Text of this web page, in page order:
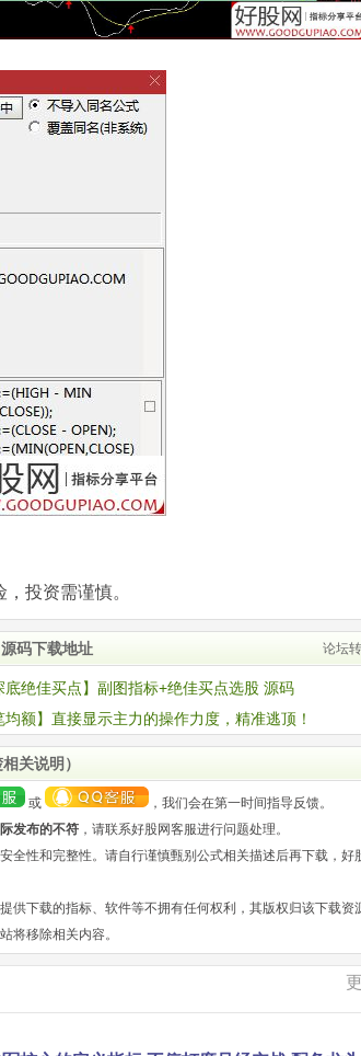
投资需谨慎。
码下载地址 论坛
底绝佳买点】副图指标+绝佳买点选股 源码
额】直接显示主力的操作力度，精准逃顶！
关说明）
或
，我们会在第一时间指导反馈。
发布的不符 ，请联系好股网客服进行问题处理。
全性和完整性。请自行谨慎甄别公式相关描述后再下载，好
供下载的指标、软件等不拥有任何权利，其版权归该下载资
将移除相关内容。